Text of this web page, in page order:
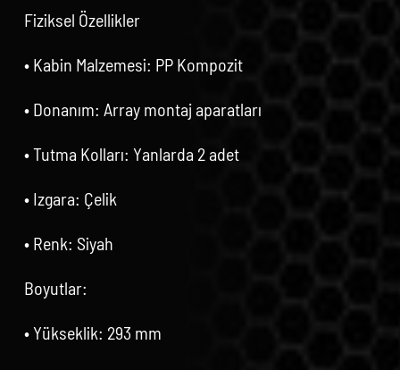
Fiziksel Özellikler
• Kabin Malzemesi: PP Kompozit
• Donanım: Array montaj aparatları
• Tutma Kolları: Yanlarda 2 adet
• Izgara: Çelik
• Renk: Siyah
Boyutlar:
• Yükseklik: 293 mm